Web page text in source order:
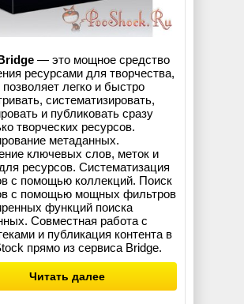
— это мощное средство
ресурсами для творчества,
позволяет легко и быстро
систематизировать,
и публиковать сразу
творческих ресурсов.
метаданных.
ключевых слов, меток и
ресурсов. Систематизация
с помощью коллекций. Поиск
с помощью мощных фильтров
функций поиска
Совместная работа с
и публикация контента в
прямо из сервиса Bridge.
Читать далее